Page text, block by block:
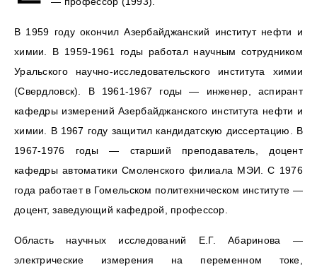
В 1959 году окончил Азербайджанский институт нефти и
химии. В 1959-1961 годы работал научным сотрудником
Уральского научно-исследовательского института химии
(Свердловск). В 1961-1967 годы — инженер, аспирант
кафедры измерений Азербайджанского института нефти и
химии. В 1967 году защитил кандидатскую диссертацию. В
1967-1976 годы — старший преподаватель, доцент
кафедры автоматики Смоленского филиала МЭИ. С 1976
года работает в Гомельском политехническом институте —
доцент, заведующий кафедрой, профессор.
Область научных исследований Е.Г. Абаринова —
электрические измерения на переменном токе,